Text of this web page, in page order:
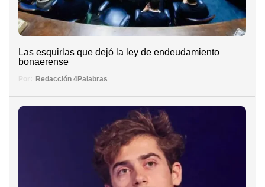
Las esquirlas que dejó la ley de endeudamiento
bonaerense
Por: Redacción 4Palabras